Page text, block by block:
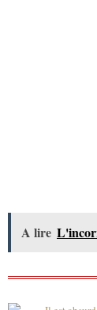
A lire